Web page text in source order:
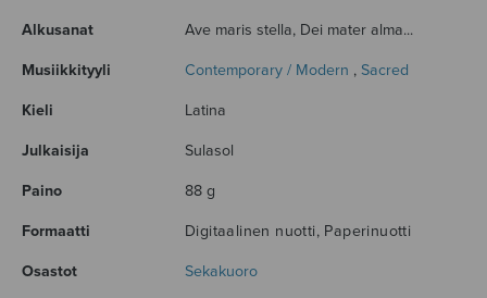
Alkusanat Ave maris stella, Dei mater alma...
Musiikkityyli Contemporary / Modern , Sacred
Kieli Latina
Julkaisija Sulasol
Paino 88 g
Formaatti Digitaalinen nuotti, Paperinuotti
Osastot Sekakuoro